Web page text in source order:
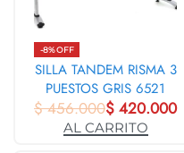
-8% OFF
SILLA TANDEM RISMA 3
PUESTOS GRIS 6521
$456.000$ 420.000
AL CARRITO